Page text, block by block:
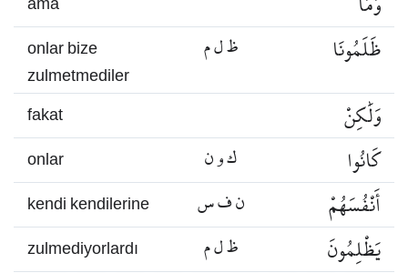
onlar bize
zulmetmediler
ظ ل م ظَلَمُونَا
fakat وَلَٰكِنْ
onlar ك و ن كَانُوا
kendi kendilerine ن ف س أَنْفُسَهُمْ
zulmediyorlardı ظ ل م يَظْلِمُونَ